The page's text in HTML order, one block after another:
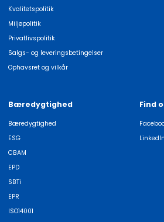
Kvalitetspolitik
Miljøpolitik
Privatlivspolitik
Salgs- og leveringsbetingelser
Ophavsret og vilkår
Bæredygtighed
Bæredygtighed
ESG
CBAM
EPD
SBTi
EPR
ISO14001
Find
LinkedIn